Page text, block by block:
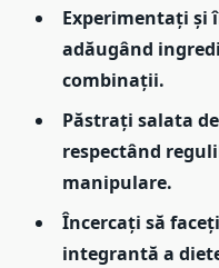
Experimentați
adăugând
combinații.
Păstrați salata
respectând
manipulare.
Încercați să
integrantă a